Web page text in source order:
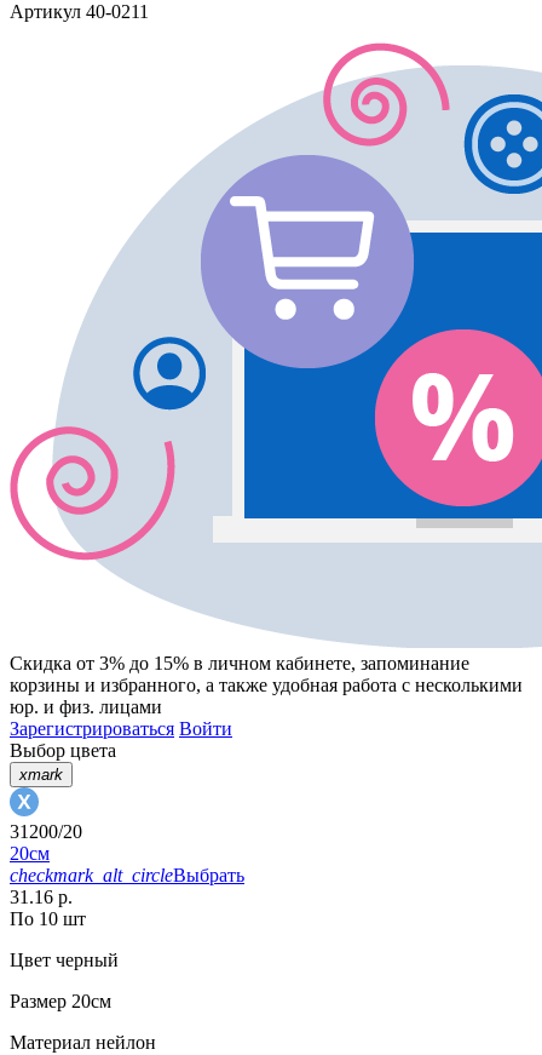
Артикул 40-0211
Скидка от 3% до 15% в личном кабинете, запоминание
корзины и избранного, а также удобная работа с несколькими
юр. и физ. лицами
Зарегистрироваться Войти
Выбор цвета
xmark
31200/20
20см
checkmark_alt_circleВыбрать
31.16 р.
По 10 шт
Цвет черный
Размер 20см
Материал нейлон